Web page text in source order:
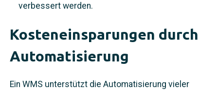
verbessert werden.
Kosteneinsparungen durch
Automatisierung
Ein WMS unterstützt die Automatisierung vieler